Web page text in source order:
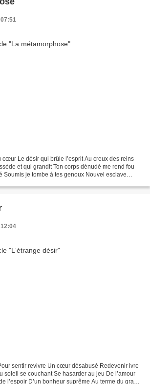
cœur Le désir qui brûle l’esprit Au creux des reins
et qui grandit Ton corps dénudé me rend fou
Soumis je tombe à tes genoux Nouvel esclave
sentir revivre Un cœur désabusé Redevenir ivre
soleil se couchant Se hasarder au jeu De l’amour
l’espoir D’un bonheur suprême Au terme du grand